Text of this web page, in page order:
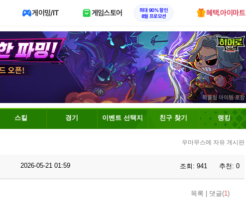
게이밍/IT 게임스토어
최대 90% 할인
8월 프로모션
혜택.아이마트
스킬 경기 이벤트 선택지 친구 찾기 랭킹
우마무스메 자유 게시판
2026-05-21 01:59 조회: 941 추천: 0
목록 댓글(1)